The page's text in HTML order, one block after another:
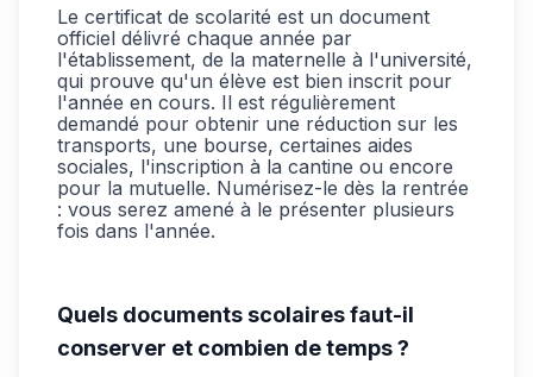
Le certificat de scolarité est un document
officiel délivré chaque année par
l'établissement, de la maternelle à l'université,
qui prouve qu'un élève est bien inscrit pour
l'année en cours. Il est régulièrement
demandé pour obtenir une réduction sur les
transports, une bourse, certaines aides
sociales, l'inscription à la cantine ou encore
pour la mutuelle. Numérisez-le dès la rentrée
: vous serez amené à le présenter plusieurs
fois dans l'année.
Quels documents scolaires faut-il
conserver et combien de temps ?